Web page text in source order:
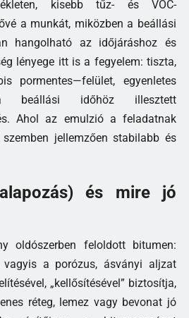
kisebb tűz- és VOC-
a munkát, miközben a beállási
hangolható az időjáráshoz és
lényege itt is a fegyelem: tiszta,
pormentes—felület, egyenletes
beállási időhöz illesztett
Ahol az emulzió a feladatnak
jellemzően stabilabb és
és mire jó
oldószerben feloldott bitumen:
vagyis a porózus, ásványi aljzat
„kellősítésével” biztosítja,
réteg, lemez vagy bevonat jó